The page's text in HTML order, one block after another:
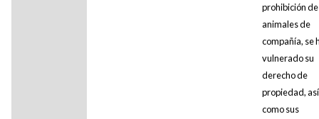
prohibición de
animales de
compañía, se
vulnerado su
derecho de
propiedad, así
como sus